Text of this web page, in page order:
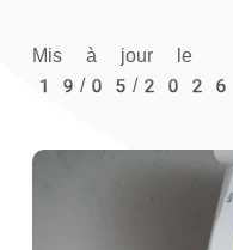
Mis à jour le
19/05/2026